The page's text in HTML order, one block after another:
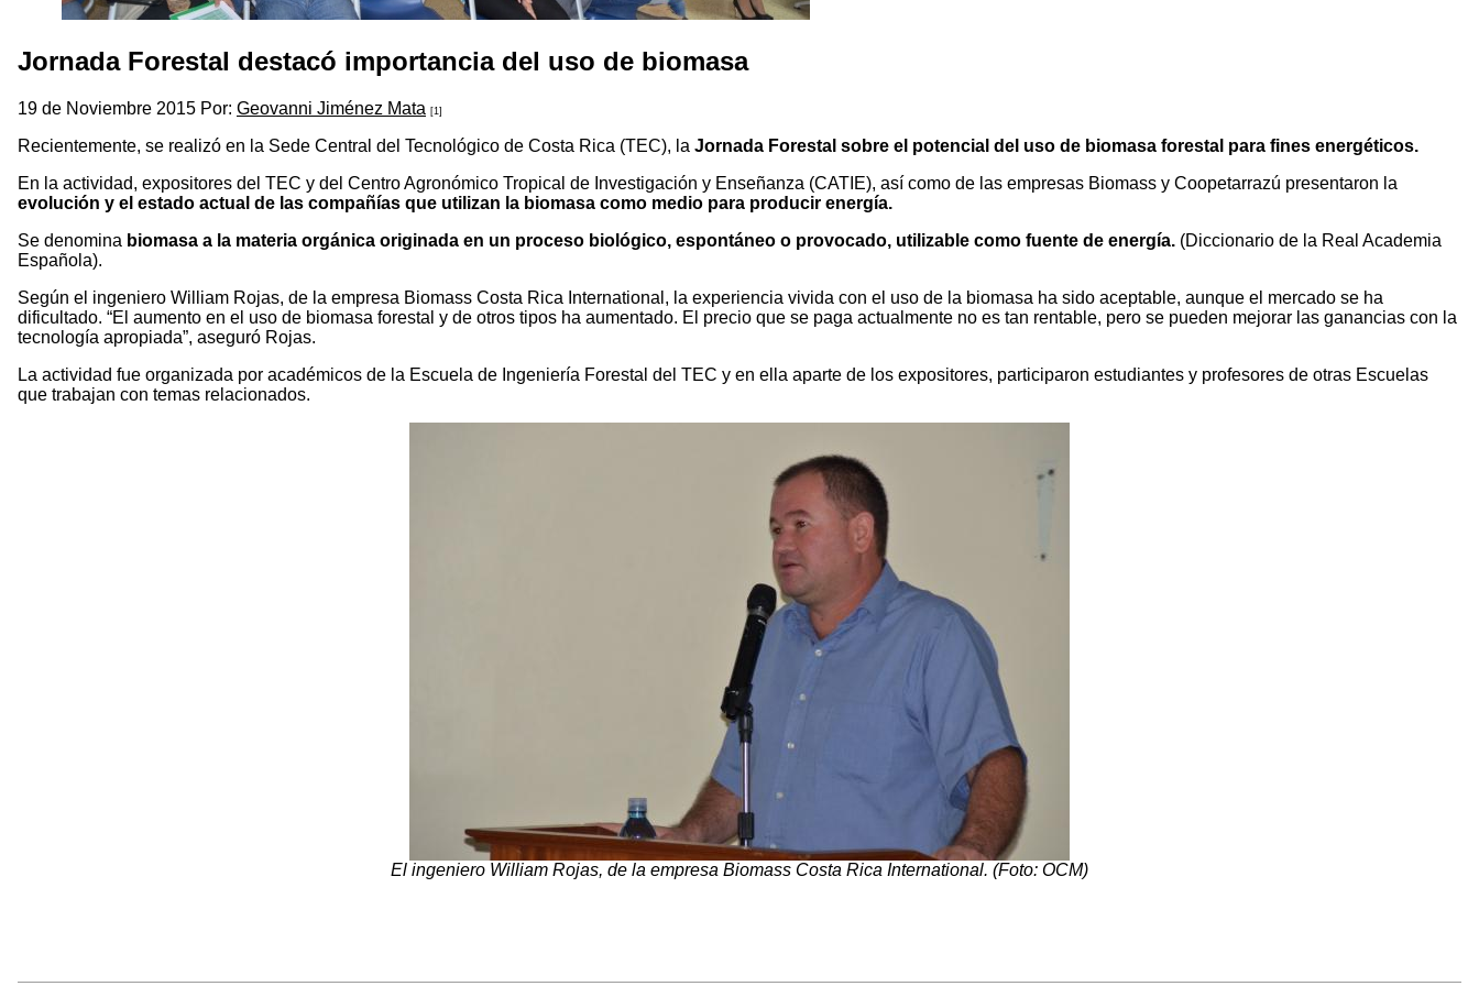
Jornada Forestal destacó importancia del uso de biomasa
19 de Noviembre 2015 Por: Geovanni Jiménez Mata [1]
Recientemente, se realizó en la Sede Central del Tecnológico de Costa Rica (TEC), la Jornada Forestal sobre el potencial del uso de biomasa forestal para fines energéticos.
En la actividad, expositores del TEC y del Centro Agronómico Tropical de Investigación y Enseñanza (CATIE), así como de las empresas Biomass y Coopetarrazú presentaron la
evolución y el estado actual de las compañías que utilizan la biomasa como medio para producir energía.
Se denomina biomasa a la materia orgánica originada en un proceso biológico, espontáneo o provocado, utilizable como fuente de energía. (Diccionario de la Real Academia
Española).
Según el ingeniero William Rojas, de la empresa Biomass Costa Rica International, la experiencia vivida con el uso de la biomasa ha sido aceptable, aunque el mercado se ha
dificultado. “El aumento en el uso de biomasa forestal y de otros tipos ha aumentado. El precio que se paga actualmente no es tan rentable, pero se pueden mejorar las ganancias con la
tecnología apropiada”, aseguró Rojas.
La actividad fue organizada por académicos de la Escuela de Ingeniería Forestal del TEC y en ella aparte de los expositores, participaron estudiantes y profesores de otras Escuelas
que trabajan con temas relacionados.
El ingeniero William Rojas, de la empresa Biomass Costa Rica International. (Foto: OCM)